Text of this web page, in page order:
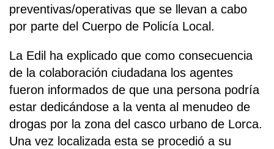
preventivas/operativas que se llevan a cabo
por parte del Cuerpo de Policía Local.
La Edil ha explicado que como consecuencia
de la colaboración ciudadana los agentes
fueron informados de que una persona podría
estar dedicándose a la venta al menudeo de
drogas por la zona del casco urbano de Lorca.
Una vez localizada esta se procedió a su